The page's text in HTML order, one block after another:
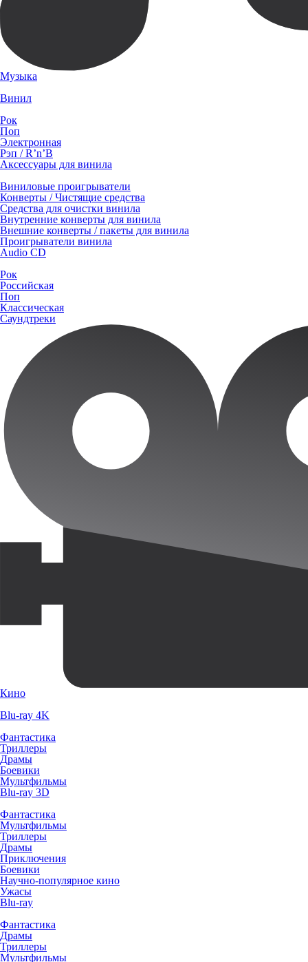
Музыка
Винил
Рок
Поп
Электронная
Рэп / R’n’B
Аксессуары для винила
Виниловые проигрыватели
Конверты / Чистящие средства
Средства для очистки винила
Внутренние конверты для винила
Внешние конверты / пакеты для винила
Проигрыватели винила
Audio CD
Рок
Российская
Поп
Классическая
Саундтреки
Кино
Blu-ray 4K
Фантастика
Триллеры
Драмы
Боевики
Мультфильмы
Blu-ray 3D
Фантастика
Мультфильмы
Триллеры
Драмы
Приключения
Боевики
Научно-популярное кино
Ужасы
Blu-ray
Фантастика
Драмы
Триллеры
Мультфильмы